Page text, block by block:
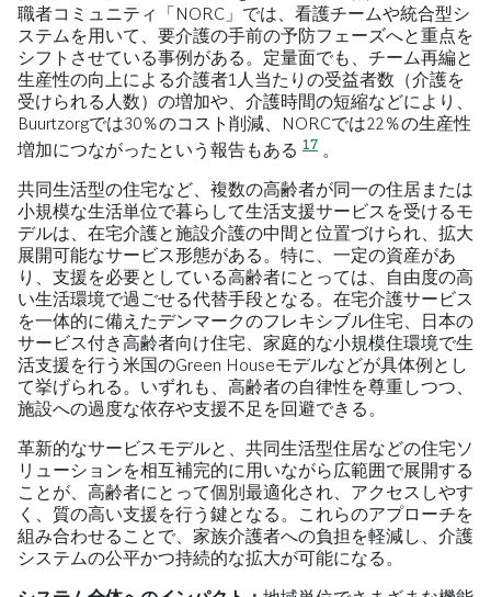
職者コミュニティ「NORC」では、看護チームや統合型シ
ステムを用いて、要介護の手前の予防フェーズへと重点を
シフトさせている事例がある。定量面でも、チーム再編と
生産性の向上による介護者1人当たりの受益者数（介護を
受けられる人数）の増加や、介護時間の短縮などにより、
Buurtzorgでは30％のコスト削減、NORCでは22％の生産性
増加につながったという報告もある 17 。
共同生活型の住宅など、複数の高齢者が同一の住居または
小規模な生活単位で暮らして生活支援サービスを受けるモ
デルは、在宅介護と施設介護の中間と位置づけられ、拡大
展開可能なサービス形態がある。特に、一定の資産があ
り、支援を必要としている高齢者にとっては、自由度の高
い生活環境で過ごせる代替手段となる。在宅介護サービス
を一体的に備えたデンマークのフレキシブル住宅、日本の
サービス付き高齢者向け住宅、家庭的な小規模住環境で生
活支援を行う米国のGreen Houseモデルなどが具体例とし
て挙げられる。いずれも、高齢者の自律性を尊重しつつ、
施設への過度な依存や支援不足を回避できる。
革新的なサービスモデルと、共同生活型住居などの住宅ソ
リューションを相互補完的に用いながら広範囲で展開する
ことが、高齢者にとって個別最適化され、アクセスしやす
く、質の高い支援を行う鍵となる。これらのアプローチを
組み合わせることで、家族介護者への負担を軽減し、介護
システムの公平かつ持続的な拡大が可能になる。